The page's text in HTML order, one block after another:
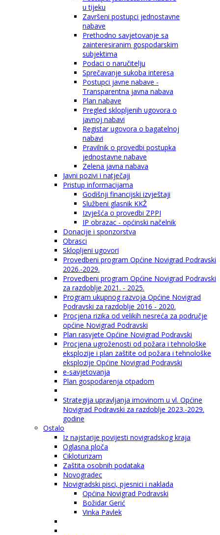
u tijeku
Završeni postupci jednostavne
nabave
Prethodno savjetovanje sa
zainteresiranim gospodarskim
subjektima
Podaci o naručitelju
Sprečavanje sukoba interesa
Postupci javne nabave -
Transparentna javna nabava
Plan nabave
Pregled sklopljenih ugovora o
javnoj nabavi
Registar ugovora o bagatelnoj
nabavi
Pravilnik o provedbi postupka
jednostavne nabave
Zelena javna nabava
Javni pozivi i natječaji
Pristup informacijama
Godišnji financijski izvještaji
Službeni glasnik KKŽ
Izvješća o provedbi ZPPI
IP obrazac - općinski načelnik
Donacije i sponzorstva
Obrasci
Sklopljeni ugovori
Provedbeni program Općine Novigrad Podravski
2026.-2029.
Provedbeni program Općine Novigrad Podravski
za razdoblje 2021. - 2025.
Program ukupnog razvoja Općine Novigrad
Podravski za razdoblje 2016 - 2020.
Procjena rizika od velikih nesreća za područje
općine Novigrad Podravski
Plan rasvjete Općine Novigrad Podravski
Procjena ugroženosti od požara i tehnološke
eksplozije i plan zaštite od požara i tehnološke
eksplozije Općine Novigrad Podravski
e-savjetovanja
Plan gospodarenja otpadom
Strategija upravljanja imovinom u vl. Općine
Novigrad Podravski za razdoblje 2023.-2029.
godine
Ostalo
Iz najstarije povijesti novigradskog kraja
Oglasna ploča
Cikloturizam
Zaštita osobnih podataka
Novogradec
Novigradski pisci, pjesnici i naklada
Općina Novigrad Podravski
Božidar Gerić
Vinka Pavlek